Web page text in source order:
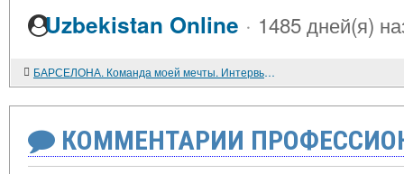
Uzbekistan Online · 1485 дней(я)
БАРСЕЛОНА. Команда моей мечты. Интервью с Йоханом Кройффом
КОММЕНТАРИИ